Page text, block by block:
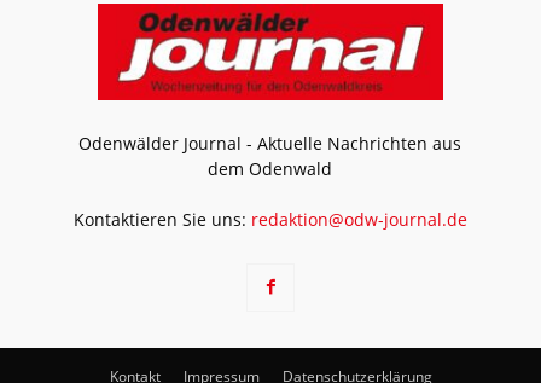
Odenwälder Journal - Aktuelle Nachrichten aus
dem Odenwald
Kontaktieren Sie uns: redaktion@odw-journal.de
Kontakt Impressum Datenschutzerklärung